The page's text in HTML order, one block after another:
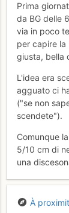
Prima
da BG delle
via in poco
per capire la
giusta, bella
L'idea era
agguato ci
("se non
scendete").
Comunque
5/10 cm di
una
À